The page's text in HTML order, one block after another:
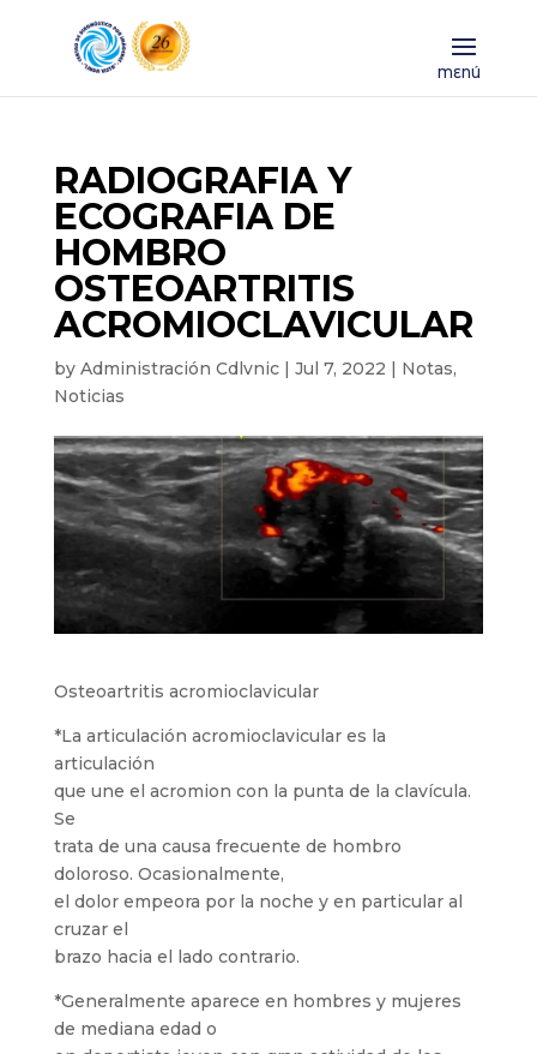
RADIOGRAFIA Y
ECOGRAFIA DE
HOMBRO
OSTEOARTRITIS
ACROMIOCLAVICULAR
by Administración Cdlvnic| Jul 7, 2022 | Notas,
Noticias
Osteoartritis acromioclavicular
*La articulación acromioclavicular es la
articulación
que une el acromion con la punta de la clavícula.
Se
trata de una causa frecuente de hombro
doloroso. Ocasionalmente,
el dolor empeora por la noche y en particular al
cruzar el
brazo hacia el lado contrario.
*Generalmente aparece en hombres y mujeres
de mediana edad o